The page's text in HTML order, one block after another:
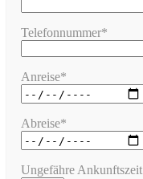
Telefonnummer*
Anreise*
Abreise*
Ungefähre Ankunftszeit